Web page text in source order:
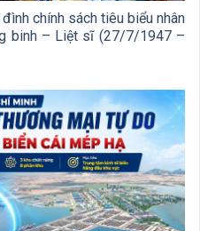
chính sách tiêu biểu nhân
binh – Liệt sĩ (27/7/1947 –